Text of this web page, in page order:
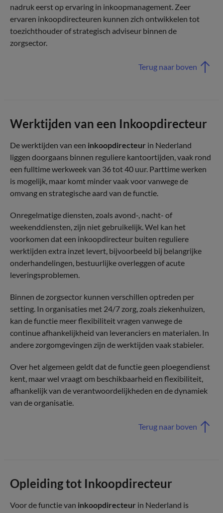
nadruk eerst op ervaring in inkoopmanagement. Zeer
ervaren inkoopdirecteuren kunnen zich ontwikkelen tot
toezichthouder of strategisch adviseur binnen de
zorgsector.
Terug naar boven
Werktijden van een Inkoopdirecteur
De werktijden van een inkoopdirecteur in Nederland
liggen doorgaans binnen reguliere kantoortijden, vaak rond
een fulltime werkweek van 36 tot 40 uur. Parttime werken
is mogelijk, maar komt minder vaak voor vanwege de
omvang en strategische aard van de functie.
Onregelmatige diensten, zoals avond-, nacht- of
weekenddiensten, zijn niet gebruikelijk. Wel kan het
voorkomen dat een inkoopdirecteur buiten reguliere
werktijden extra inzet levert, bijvoorbeeld bij belangrijke
onderhandelingen, bestuurlijke overleggen of acute
leveringsproblemen.
Binnen de zorgsector kunnen verschillen optreden per
setting. In organisaties met 24/7 zorg, zoals ziekenhuizen,
kan de functie meer flexibiliteit vragen vanwege de
continue afhankelijkheid van leveranciers en materialen. In
andere zorgomgevingen zijn de werktijden vaak stabieler.
Over het algemeen geldt dat de functie geen ploegendienst
kent, maar wel vraagt om beschikbaarheid en flexibiliteit,
afhankelijk van de verantwoordelijkheden en de dynamiek
van de organisatie.
Terug naar boven
Opleiding tot Inkoopdirecteur
Voor de functie van inkoopdirecteur in Nederland is